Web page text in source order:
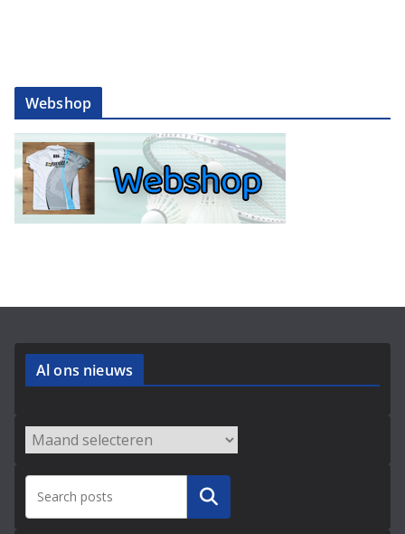
Webshop
Al ons nieuws
Archieven
Zoeken